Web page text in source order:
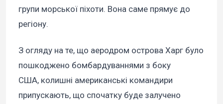
групи морської піхоти. Вона саме прямує до
регіону.
З огляду на те, що аеродром острова Харг було
пошкоджено бомбардуваннями з боку
США, колишні американські командири
припускають, що спочатку буде залучено